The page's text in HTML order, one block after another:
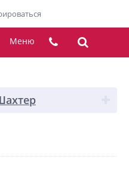
Меню